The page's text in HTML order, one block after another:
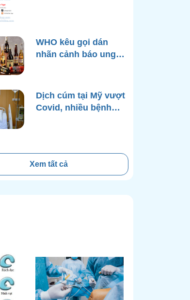
WHO kêu gọi dán
nhãn cảnh báo ung
Dịch cúm tại Mỹ vượt
Covid, nhiều bệnh
Xem tất cả